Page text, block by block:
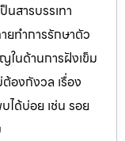
นสารบรรเทา
ยทำการรักษาตัว
ในด้านการฝังเข็ม
ต้องกังวล เรื่อง
ได้บ่อย เช่น รอย